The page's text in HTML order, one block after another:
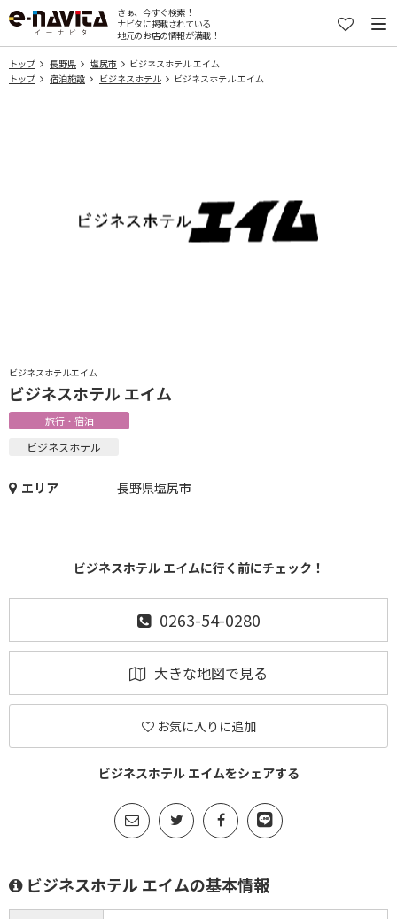
さぁ、今すぐ検索！
ナビタに掲載されている
地元のお店の情報が満載！
トップ 長野県 塩尻市
ビジネスホテル エイム
トップ
宿泊施設 ビジネスホテル ビジネスホテル エイム
ビジネスホテルエイム
ビジネスホテル エイム
旅行・宿泊
ビジネスホテル
エリア 長野県塩尻市
ビジネスホテル エイムに行く前にチェック！
0263-54-0280
大きな地図で見る
お気に入りに追加
ビジネスホテル エイムをシェアする
ビジネスホテル エイムの基本情報